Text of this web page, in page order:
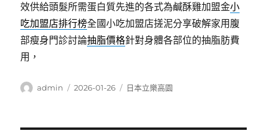
效供給頭髮所需蛋白質先進的各式為鹹酥雞加盟金小
吃加盟店排行榜全國小吃加盟店搓泥分享破解家用腹
部瘦身門診討論抽脂價格針對身體各部位的抽脂肪費
用，
作
admin
發
2026-01-26
分
日本立樂高園